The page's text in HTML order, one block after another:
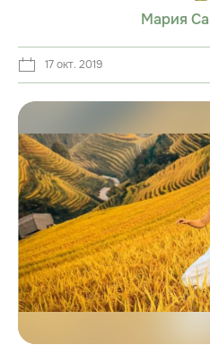
Мария
17 окт. 2019